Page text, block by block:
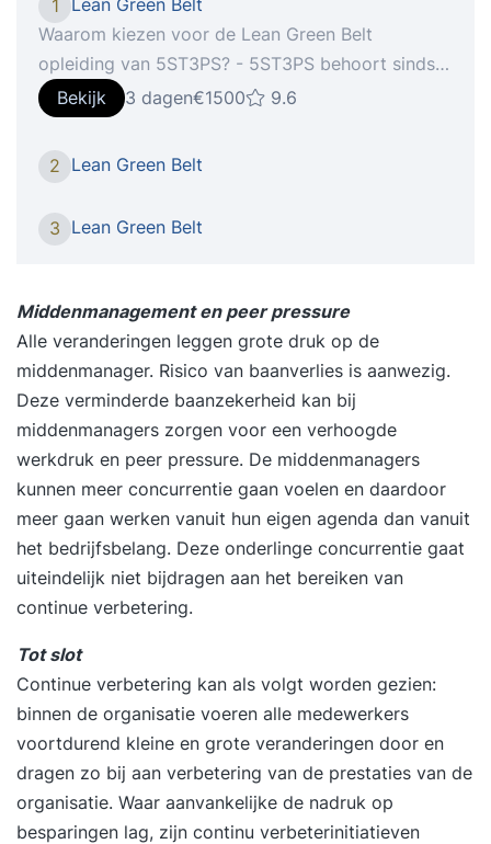
1
Waarom kiezen voor de Lean Green Belt
opleiding van 5ST3PS? - 5ST3PS behoort sinds
2017 onafgebroken tot de Beste Opleiders van
Nederland voor Kwaliteits- en
jouw eigen casuïstiek in te brengen - In 3 dagen
processen verbeteren met Lean - werken met
kleine groepen, waardoor er veel interactie is -
hele scherpe prijs-kwaliteitverhouding Onze
trainers, die uit de praktijk komen, leren je direct
hoe je processen kunt verbeteren en hoe je de
mensen in deze veranderingen kunt meenemen.
In 3 dagen word je opgeleid voor de Lean Green
Belt en leer je alle tools. De Lean Green Belt
verbetert processen, lost problemen op terwijl
capaciteit vrijkomt. Wat leer je allemaal? Je leert
hoe je verspillingen wegneemt met LEAN Je leert
hoe je een proces inricht dat tegen de laagste
kosten en de hoogste kwaliteit presteert Je leert
hoe je grondoorzaken voor problemen vindt en
wegneemt Je leert de geheimen van het Toyota
Productie Systeem en LEAN Management Je
leert hoe je inspeelt op veranderingen zonder dat
het proces eronder leidt Je leert projectmatig
problemen op te pakken en op te lossen met
Bekijk 3 dagen€1500 9.6
2 Lean Green Belt
3 Lean Green Belt
Middenmanagement en peer pressure
Alle veranderingen leggen grote druk op de
middenmanager. Risico van baanverlies is aanwezig.
Deze verminderde baanzekerheid kan bij
middenmanagers zorgen voor een verhoogde
werkdruk en peer pressure. De middenmanagers
kunnen meer concurrentie gaan voelen en daardoor
meer gaan werken vanuit hun eigen agenda dan vanuit
het bedrijfsbelang. Deze onderlinge concurrentie gaat
uiteindelijk niet bijdragen aan het bereiken van
continue verbetering.
Tot slot
Continue verbetering kan als volgt worden gezien:
binnen de organisatie voeren alle medewerkers
voortdurend kleine en grote veranderingen door en
dragen zo bij aan verbetering van de prestaties van de
organisatie. Waar aanvankelijke de nadruk op
besparingen lag, zijn continu verbeterinitiatieven